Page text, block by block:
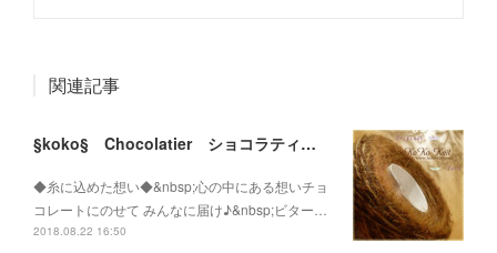
関連記事
§koko§ Chocolatier ショコラティエ Ⅲ 1玉60ｇ
◆糸に込めた想い◆&nbsp;心の中にある想いチョ
コレートにのせて みんなに届け♪&nbsp;ビター…
2018.08.22 16:50